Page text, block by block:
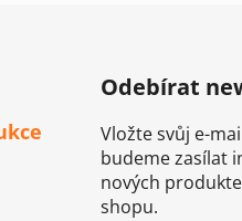
Odebírat
Vložte svůj e-
budeme zasílat
nových
shopu.